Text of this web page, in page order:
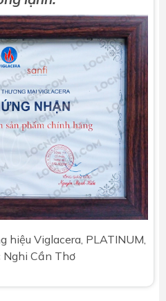
Viglacera, PLATINUM,
Nghi Cần Thơ